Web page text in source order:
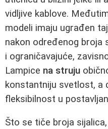
vidljive kablove.
modeli imaju ugrađen
nakon određenog broja
i ograničavajuće,
Lampice na struju
konstantniju svetlost, a
fleksibilnost u
Što se tiče broja